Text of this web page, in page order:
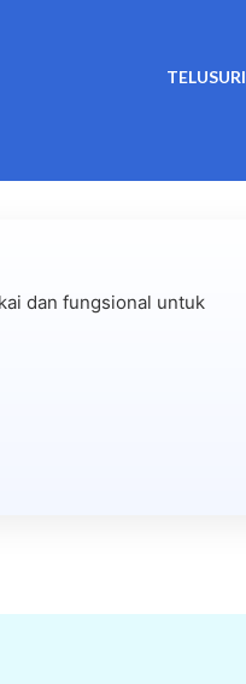
TELUSURI
dan fungsional untuk